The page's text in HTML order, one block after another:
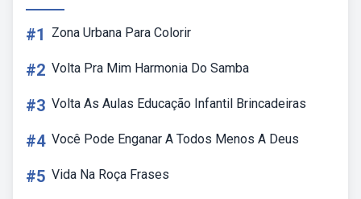
#1 Zona Urbana Para Colorir
#2 Volta Pra Mim Harmonia Do Samba
#3 Volta As Aulas Educação Infantil Brincadeiras
#4 Você Pode Enganar A Todos Menos A Deus
#5 Vida Na Roça Frases